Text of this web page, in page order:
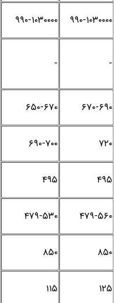
۹۹۰-۱۰۳۰۰۰۰ ۹۹۰-۱۰۳۰۰۰۰
-
-
۶۷۰-۶۹۰ ۶۵۰-۶۷۰
۷۲۰ ۶۹۰-۷۰۰
۴۹۵ ۴۹۵
۴۷۹-۵۶۰ ۴۷۹-۵۳۰
۸۵۰ ۸۵۰
۱۲۵ ۱۱۵